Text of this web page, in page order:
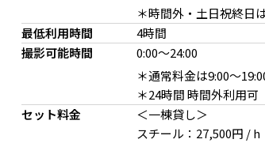
＊時間外・土日祝終日
最低利用時間
4時間
撮影可能時間
0:00～24:00
＊通常料金は9:00〜
＊24時間 時間外利用可
セット料金
＜一棟貸し＞
スチール：27,500円 / h